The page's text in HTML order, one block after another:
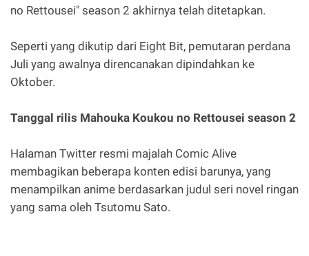
no Rettousei" season 2 akhirnya telah ditetapkan.
Seperti yang dikutip dari Eight Bit, pemutaran perdana
Juli yang awalnya direncanakan dipindahkan ke
Oktober.
Tanggal rilis Mahouka Koukou no Rettousei season 2
Halaman Twitter resmi majalah Comic Alive
membagikan beberapa konten edisi barunya, yang
menampilkan anime berdasarkan judul seri novel ringan
yang sama oleh Tsutomu Sato.